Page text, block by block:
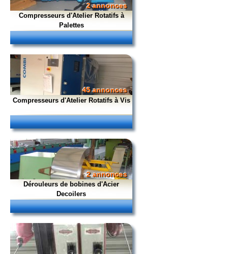
2 annonces
Compresseurs d'Atelier Rotatifs à
Palettes
45 annonces
Compresseurs d'Atelier Rotatifs à Vis
2 annonces
Dérouleurs de bobines d'Acier
Decoilers